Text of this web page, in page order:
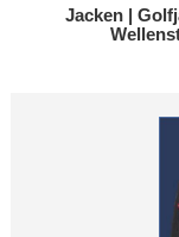
Jacken |